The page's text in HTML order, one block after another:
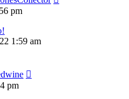
pm
1:59 am
pm